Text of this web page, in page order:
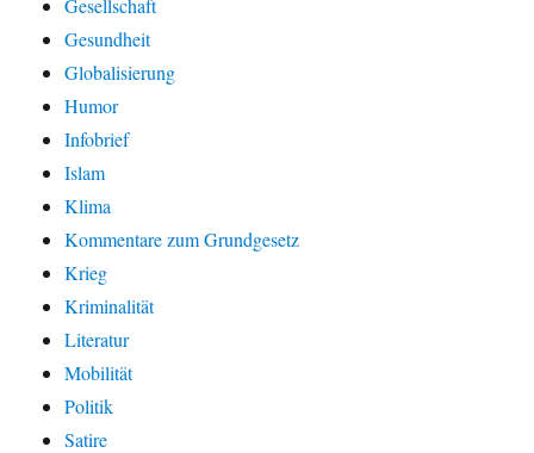
Gesellschaft
Gesundheit
Globalisierung
Humor
Infobrief
Islam
Klima
Kommentare zum Grundgesetz
Krieg
Kriminalität
Literatur
Mobilität
Politik
Satire